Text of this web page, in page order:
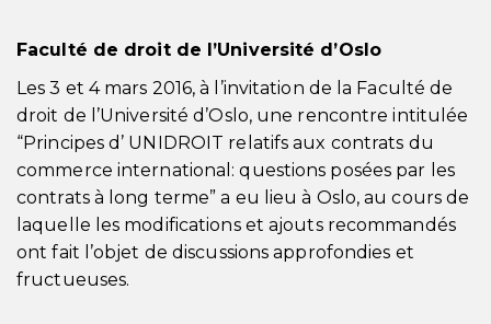
Faculté de droit de l’Université d’Oslo
Les 3 et 4 mars 2016, à l’invitation de la Faculté de
droit de l’Université d’Oslo, une rencontre intitulée
“Principes d’ UNIDROIT relatifs aux contrats du
commerce international: questions posées par les
contrats à long terme” a eu lieu à Oslo, au cours de
laquelle les modifications et ajouts recommandés
ont fait l’objet de discussions approfondies et
fructueuses.